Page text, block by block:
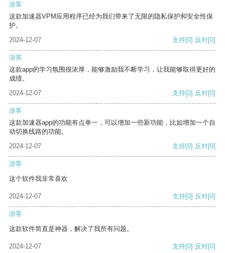
游客
这款加速器VPM应用程序已经为我们带来了无限的隐私保护和安全性保
护。
2024-12-07
支持[0] 反对[0]
游客
这款app的学习氛围很浓厚，能够激励我不断学习，让我能够取得更好的
成绩。
2024-12-07
支持[0] 反对[0]
游客
这款加速器app的功能有点单一，可以增加一些新功能，比如增加一个自
动切换线路的功能。
2024-12-07
支持[0] 反对[0]
游客
这个软件我非常喜欢
2024-12-07 支持[0] 反对[0]
游客
这款软件简直是神器，解决了我所有问题。
2024-12-07 支持[0] 反对[0]